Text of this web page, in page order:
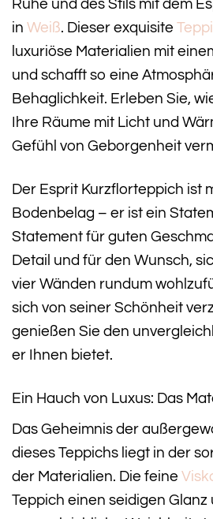
Ruhe und des Stils mit dem
in Weiß. Dieser exquisite
luxuriöse Materialien mit
und schafft so eine
Behaglichkeit. Erleben Sie,
Ihre Räume mit Licht und
Gefühl von Geborgenheit
Der Esprit Kurzflorteppich ist
Bodenbelag – er ist ein
Statement für guten
Detail und für den Wunsch,
vier Wänden rundum
sich von seiner Schönheit
genießen Sie den
er Ihnen bietet.
Ein Hauch von Luxus: Das
Das Geheimnis der
dieses Teppichs liegt in der
der Materialien. Die feine
Teppich einen seidigen Glanz